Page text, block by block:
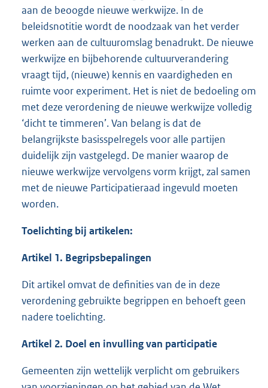
aan de beoogde nieuwe werkwijze. In de
beleidsnotitie wordt de noodzaak van het verder
werken aan de cultuuromslag benadrukt. De nieuwe
werkwijze en bijbehorende cultuurverandering
vraagt tijd, (nieuwe) kennis en vaardigheden en
ruimte voor experiment. Het is niet de bedoeling om
met deze verordening de nieuwe werkwijze volledig
‘dicht te timmeren’. Van belang is dat de
belangrijkste basisspelregels voor alle partijen
duidelijk zijn vastgelegd. De manier waarop de
nieuwe werkwijze vervolgens vorm krijgt, zal samen
met de nieuwe Participatieraad ingevuld moeten
worden.
Toelichting bij artikelen:
Artikel 1. Begripsbepalingen
Dit artikel omvat de definities van de in deze
verordening gebruikte begrippen en behoeft geen
nadere toelichting.
Artikel 2. Doel en invulling van participatie
Gemeenten zijn wettelijk verplicht om gebruikers